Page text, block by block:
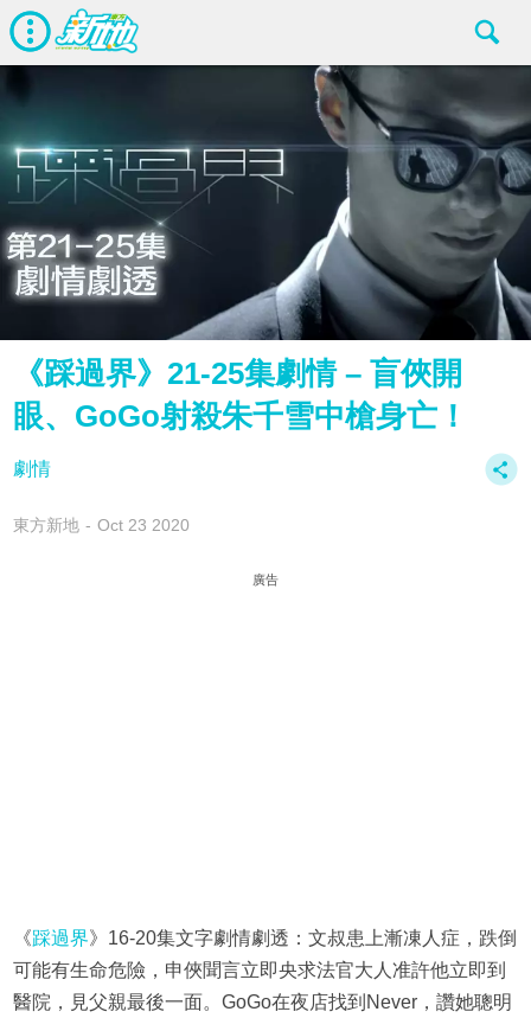
《踩過界》21-25集劇情 – 盲俠開
眼、GoGo射殺朱千雪中槍身亡！
劇情
東方新地 Oct 23 2020
廣告
《踩過界》16-20集文字劇情劇透：文叔患上漸凍人症，跌倒
可能有生命危險，申俠聞言立即央求法官大人准許他立即到
醫院，見父親最後一面。GoGo在夜店找到Never，讚她聰明